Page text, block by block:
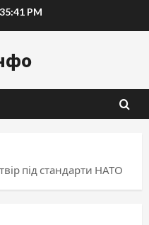
PM
під стандарти НАТО